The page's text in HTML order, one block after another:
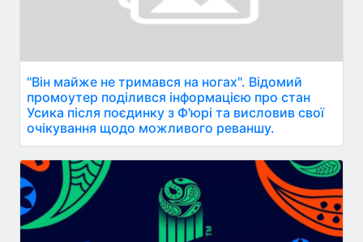
"Він майже не тримався на ногах". Відомий
промоутер поділився інформацією про стан
Усика після поєдинку з Ф'юрі та висловив свої
очікування щодо можливого реваншу.